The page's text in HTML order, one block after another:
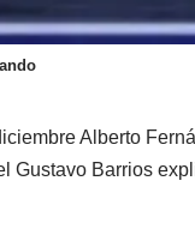
Alberto
Gustavo Barrios